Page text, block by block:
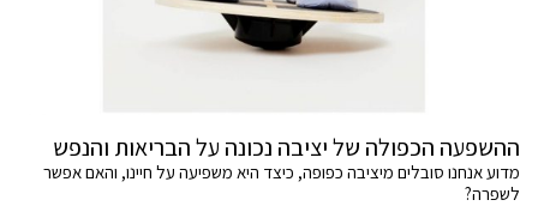
ההשפעה הכפולה של יציבה נכונה על הבריאות והנפש
מדוע אנחנו סובלים מיציבה כפופה, כיצד היא משפיעה על חיינו, והאם אפשר
לשפרה?